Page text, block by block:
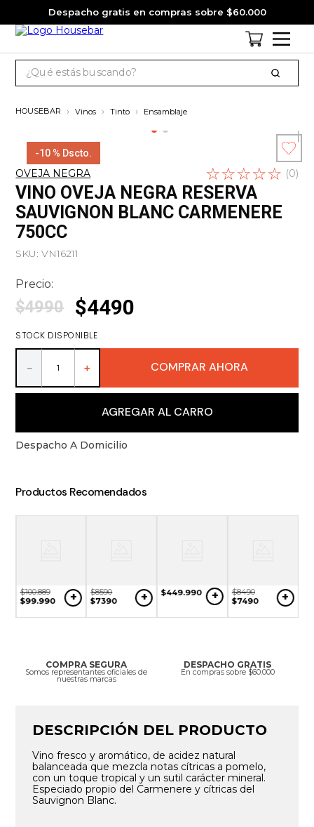
Despacho gratis en compras sobre $60.000
jack daniels
3.
jagermeister
4.
pack
5.
miniatura
Vinos Tinto Ensamblaje
-10 % Dscto.
OVEJA NEGRA ☆☆☆☆☆ (0)
Escribe un
comentario
VINO OVEJA NEGRA RESERVA
SAUVIGNON BLANC CARMENERE
750CC
SKU:VN16211
Precio:
$4990 $4490
STOCK DISPONIBLE
＋
－ COMPRAR AHORA
AGREGAR AL CARRO
Despacho A Domicilio
Productos Recomendados
$100.889
$99.990 + $8590
$7390 + $449.990 + $8490
$7490 +
COMPRA SEGURA
Somos representantes oficiales de
nuestras marcas
DESPACHO GRATIS
En compras sobre $60.000
DESCRIPCIÓN DEL PRODUCTO
Vino fresco y aromático, de acidez natural
balanceada que mezcla notas cítricas a pomelo,
con un toque tropical y un sutil carácter mineral.
Especiado propio del Carmenere y cítricas del
Sauvignon Blanc.